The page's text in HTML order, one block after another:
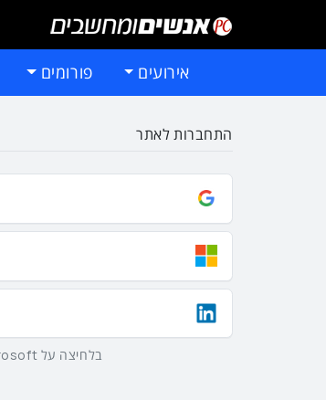
אירועים פורומים
התחברות לאתר
בלחיצה על Google, Microsoft וLinkedIn באמצעות הכפתורים שלמעלה אתם מסכימים ל